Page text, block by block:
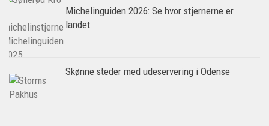
Michelinguiden 2026: Se hvor stjernerne er
landet
Skønne steder med udeservering i Odense